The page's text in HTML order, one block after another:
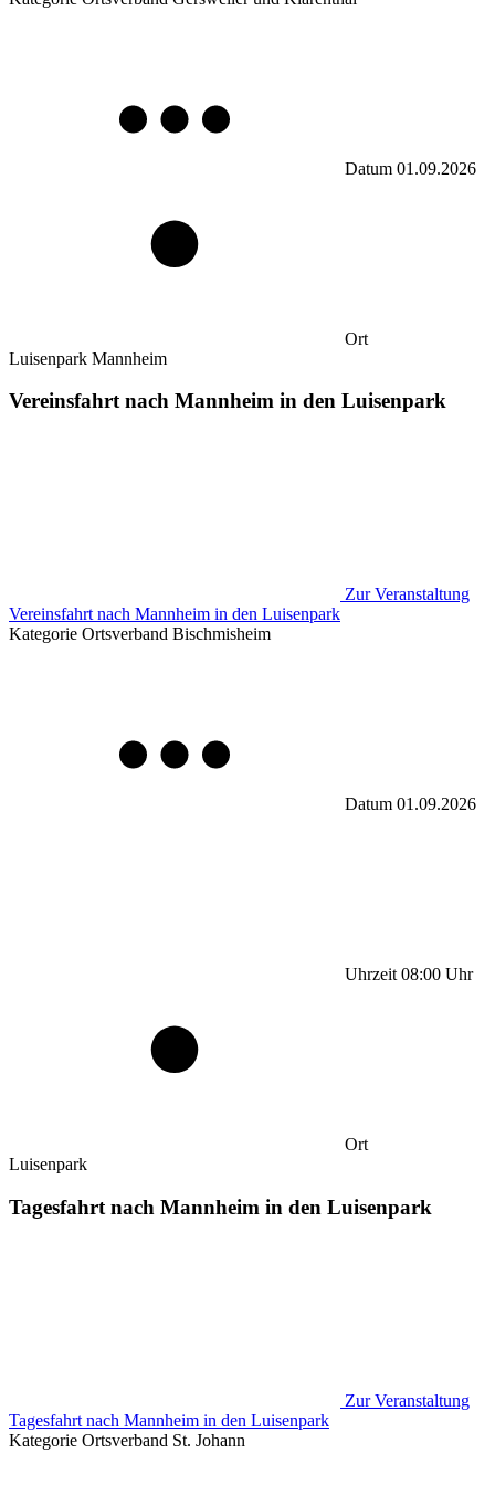
Datum 01.09.2026
Ort
Luisenpark Mannheim
Vereinsfahrt nach Mannheim in den Luisenpark
Zur Veranstaltung
Vereinsfahrt nach Mannheim in den Luisenpark
Kategorie Ortsverband Bischmisheim
Datum 01.09.2026
Uhrzeit 08:00 Uhr
Ort
Luisenpark
Tagesfahrt nach Mannheim in den Luisenpark
Zur Veranstaltung
Tagesfahrt nach Mannheim in den Luisenpark
Kategorie Ortsverband St. Johann